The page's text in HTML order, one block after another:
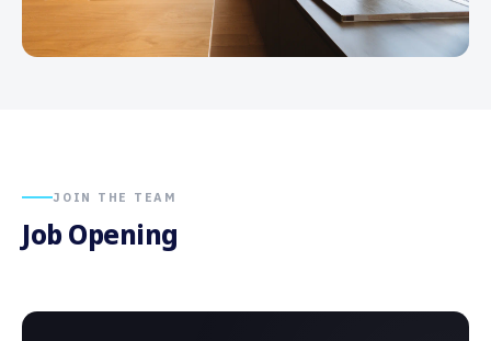
JOIN THE TEAM
Job Opening